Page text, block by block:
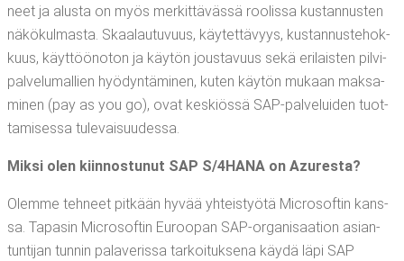
neet ja alus­ta on myös mer­kit­tä­väs­sä roo­lis­sa kus­tan­nus­ten
näkö­kul­mas­ta. Skaa­lau­tu­vuus, käy­tet­tä­vyys, kus­tan­nus­te­hok­
kuus, käyt­töön­o­ton ja käy­tön jous­ta­vuus sekä eri­lais­ten pil­vi­
pal­ve­lu­mal­lien hyö­dyn­tä­mi­nen, kuten käy­tön mukaan mak­sa­
mi­nen (pay as you go), ovat kes­kiös­sä SAP-pal­ve­lui­den tuot­
ta­mi­ses­sa tulevaisuudessa.
Mik­si olen kiin­nos­tu­nut SAP S/4HANA on Azuresta?
Olem­me teh­neet pit­kään hyvää yhteis­työ­tä Mic­ro­sof­tin kans­
sa. Tapa­sin Mic­ro­sof­tin Euroo­pan SAP-orga­ni­saa­tion asian­
tun­ti­jan tun­nin pala­ve­ris­sa tar­koi­tuk­se­na käy­dä läpi SAP